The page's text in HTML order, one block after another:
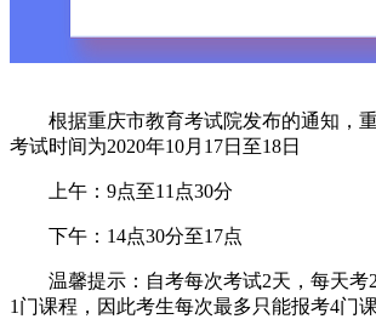
根据重庆市教育考试院发布的通知，重
考试时间为2020年10月17日至18日
上午：9点至11点30分
下午：14点30分至17点
温馨提示：自考每次考试2天，每天考
1门课程，因此考生每次最多只能报考4门课